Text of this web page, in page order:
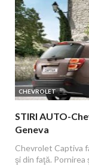
CHEVROLET
STIRI AUTO-
Geneva
Chevrolet Captiva
şi din faţă.